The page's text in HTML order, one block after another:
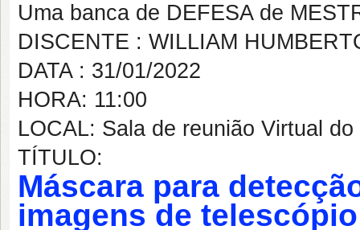
Uma banca de DEFESA de
DISCENTE : WILLIAM
DATA : 31/01/2022
HORA: 11:00
LOCAL: Sala de reunião Virtual
TÍTULO:
Máscara para
imagens de